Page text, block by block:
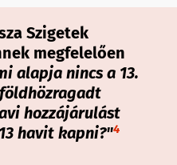
Szigetek
megfelelően
alapja nincs a 13.
hozzájárulást
havit kapni?"4